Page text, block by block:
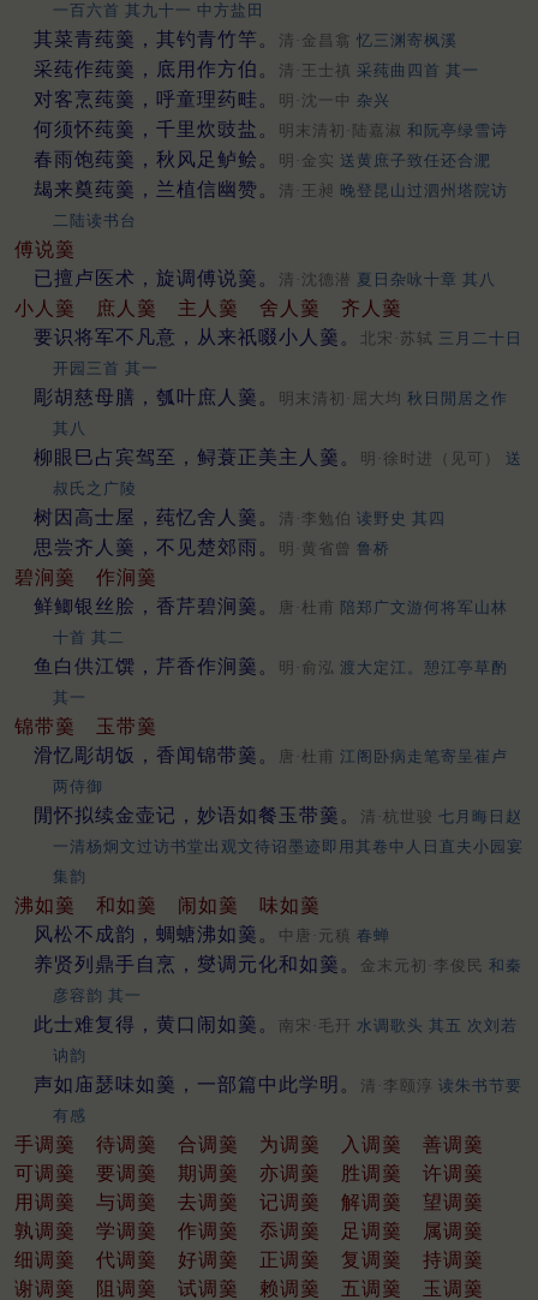
一百六首 其九十一 中方盐田
其菜青莼羹，其钓青竹竿。 清·金昌翕 忆三渊寄枫溪
采莼作莼羹，底用作方伯。 清·王士禛 采莼曲四首 其一
对客烹莼羹，呼童理药畦。 明·沈一中 杂兴
何须怀莼羹，千里炊豉盐。 明末清初·陆嘉淑 和阮亭绿雪诗
春雨饱莼羹，秋风足鲈鲙。 明·金实 送黄庶子致任还合淝
朅来奠莼羹，兰植信幽赞。 清·王昶 晚登昆山过泗州塔院访
二陆读书台
傅说羹
已擅卢医术，旋调傅说羹。
清·沈德潜 夏日杂咏十章 其八
小人羹 庶人羹 主人羹 舍人羹
齐人羹
要识将军不凡意，从来祇啜小人羹。
北宋·苏轼 三月二十日
开园三首 其一
彫胡慈母膳，瓠叶庶人羹。 明末清初·屈大均 秋日閒居之作
其八
柳眼巳占宾驾至，鲟蓑正美主人羹。 明·徐时进（见可） 送
叔氏之广陵
树因高士屋，莼忆舍人羹。 清·李勉伯 读野史 其四
思尝齐人羹，不见楚郊雨。 明·黄省曾 鲁桥
碧涧羹
作涧羹
鲜鲫银丝脍，香芹碧涧羹。
唐·杜甫 陪郑广文游何将军山林
十首 其二
鱼白供江馔，芹香作涧羹。 明·俞泓 渡大定江。憩江亭草酌
其一
锦带羹
玉带羹
滑忆彫胡饭，香闻锦带羹。
唐·杜甫 江阁卧病走笔寄呈崔卢
两侍御
閒怀拟续金壶记，妙语如餐玉带羹。 清·杭世骏 七月晦日赵
一清杨炯文过访书堂出观文待诏墨迹即用其卷中人日直夫小园宴
集韵
沸如羹 和如羹 闹如羹
味如羹
风松不成韵，蜩螗沸如羹。
中唐·元稹 春蝉
养贤列鼎手自烹，燮调元化和如羹。 金末元初·李俊民 和秦
彦容韵 其一
此士难复得，黄口闹如羹。 南宋·毛幵 水调歌头 其五 次刘若
讷韵
声如庙瑟味如羹，一部篇中此学明。 清·李颐淳 读朱书节要
有感
手调羹 待调羹 合调羹 为调羹 入调羹
善调羹
可调羹
要调羹 期调羹 亦调羹 胜调羹
许调羹
用调羹
与调羹 去调羹 记调羹 解调羹
望调羹
孰调羹
学调羹 作调羹 忝调羹 足调羹
属调羹
细调羹
代调羹 好调羹 正调羹 复调羹
持调羹
谢调羹
阻调羹 试调羹 赖调羹 五调羹
玉调羹